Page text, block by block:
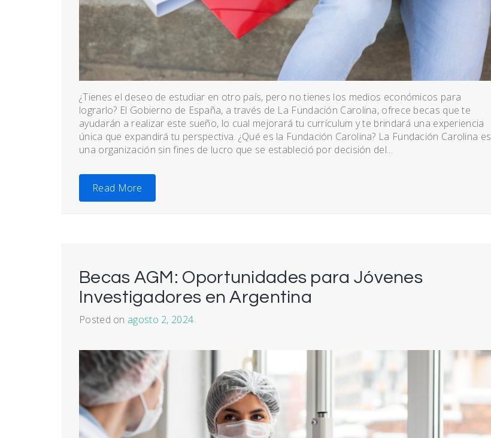
¿Tienes el deseo de estudiar en otro país, pero no tienes los medios económicos para
lograrlo? El Gobierno de España, a través de La Fundación Carolina, ofrece becas que te
ayudarán a realizar este sueño, lo cual mejorará tu currículum y te brindará una experiencia
única que expandirá tu perspectiva. ¿Qué es la Fundación Carolina? La Fundación Carolina es
una organización sin fines de lucro que se estableció por decisión del...
Read More
Becas AGM: Oportunidades para Jóvenes
Investigadores en Argentina
Posted on agosto 2, 2024